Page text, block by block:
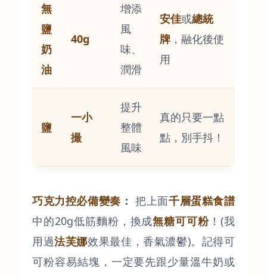
無
鹽
奶
油
40g
增添
風
味、
潤滑
安佳或總統
牌 ，融化後使
用
鹽
一小
撮
提升
整體
風味
真的只要一點
點，別手抖！
巧克力控必備變奏： 把上面千層蛋糕食譜
中的20g低筋麵粉，換成無糖可可粉 ！(我
用過法芙娜效果最佳，香氣濃鬱)。記得可
可粉容易結塊，一定要先跟少量溫牛奶或